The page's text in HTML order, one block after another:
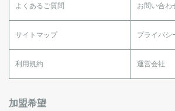
よくあるご質問 お問い合わ
サイトマップ プライバシ
利用規約 運営会社
加盟希望